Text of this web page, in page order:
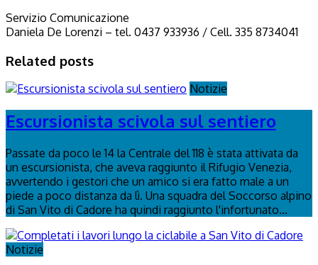
Servizio Comunicazione
Daniela De Lorenzi – tel. 0437 933936 / Cell. 335 8734041
Related posts
Notizie
Escursionista scivola sul sentiero
Passate da poco le 14 la Centrale del 118 è stata attivata da
un escursionista, che aveva raggiunto il Rifugio Venezia,
avvertendo i gestori che un amico si era fatto male a un
piede a poco distanza da lì. Una squadra del Soccorso alpino
di San Vito di Cadore ha quindi raggiunto l'infortunato...
Notizie